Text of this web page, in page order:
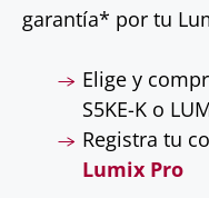
garantía* por tu
Elige y
S5KE-K o
Registra tu
Lumix Pro